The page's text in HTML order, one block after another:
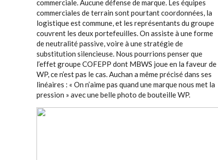
commerciale. Aucune défense de marque. Les équipes
commerciales de terrain sont pourtant coordonnées, la
logistique est commune, et les représentants du groupe
couvrent les deux portefeuilles. On assiste à une forme
de neutralité passive, voire à une stratégie de
substitution silencieuse. Nous pourrions penser que
l’effet groupe COFEPP dont MBWS joue en la faveur de
WP, ce n’est pas le cas. Auchan a même précisé dans ses
linéaires : « On n’aime pas quand une marque nous met la
pression » avec une belle photo de bouteille WP.